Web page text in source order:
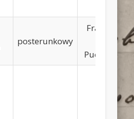
posterunkowy
Franciszek,
Anna
Puczkowska